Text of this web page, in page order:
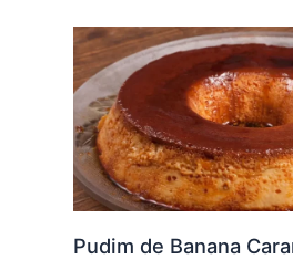
Pudim de Banana